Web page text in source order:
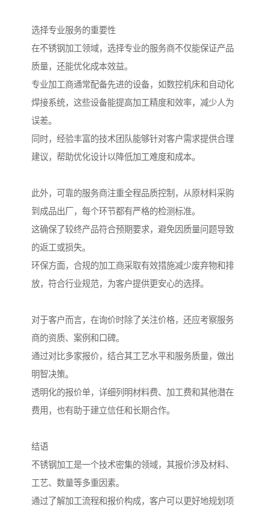
选择专业服务的重要性
在不锈钢加工领域，选择专业的服务商不仅能保证产品
质量，还能优化成本效益。
专业加工商通常配备先进的设备，如数控机床和自动化
焊接系统，这些设备能提高加工精度和效率，减少人为
误差。
同时，经验丰富的技术团队能够针对客户需求提供合理
建议，帮助优化设计以降低加工难度和成本。
此外，可靠的服务商注重全程品质控制，从原材料采购
到成品出厂，每个环节都有严格的检测标准。
这确保了较终产品符合预期要求，避免因质量问题导致
的返工或损失。
环保方面，合规的加工商采取有效措施减少废弃物和排
放，符合行业规范，为客户提供更安心的选择。
对于客户而言，在询价时除了关注价格，还应考察服务
商的资质、案例和口碑。
通过对比多家报价，结合其工艺水平和服务质量，做出
明智决策。
透明化的报价单，详细列明材料费、加工费和其他潜在
费用，也有助于建立信任和长期合作。
结语
不锈钢加工是一个技术密集的领域，其报价涉及材料、
工艺、数量等多重因素。
通过了解加工流程和报价构成，客户可以更好地规划项